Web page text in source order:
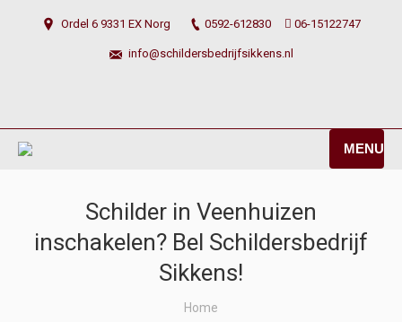
Ordel 6 9331 EX Norg 0592-612830 06-15122747
info@schildersbedrijfsikkens.nl
MENU
Schilder in Veenhuizen
inschakelen? Bel Schildersbedrijf
Sikkens!
Home